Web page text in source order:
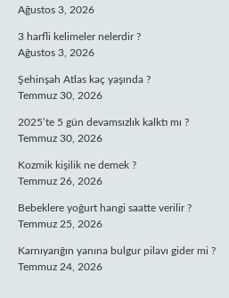
Ağustos 3, 2026
3 harfli kelimeler nelerdir ?
Ağustos 3, 2026
Şehinşah Atlas kaç yaşında ?
Temmuz 30, 2026
2025’te 5 gün devamsızlık kalktı mı ?
Temmuz 30, 2026
Kozmik kişilik ne demek ?
Temmuz 26, 2026
Bebeklere yoğurt hangi saatte verilir ?
Temmuz 25, 2026
Karnıyarığın yanına bulgur pilavı gider mi ?
Temmuz 24, 2026